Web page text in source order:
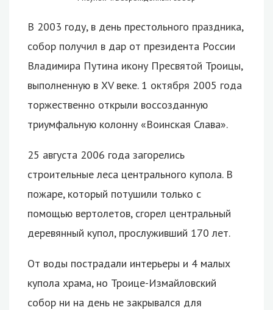
В 2003 году, в день престольного праздника,
собор получил в дар от президента России
Владимира Путина икону Пресвятой Троицы,
выполненную в XV веке. 1 октября 2005 года
торжественно открыли воссозданную
триумфальную колонну «Воинская Слава».
25 августа 2006 года загорелись
строительные леса центрального купола. В
пожаре, который потушили только с
помощью вертолетов, сгорел центральный
деревянный купол, прослуживший 170 лет.
От воды пострадали интерьеры и 4 малых
купола храма, но Троице-Измайловский
собор ни на день не закрывался для